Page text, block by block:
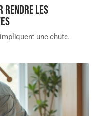
rendre les
une chute.